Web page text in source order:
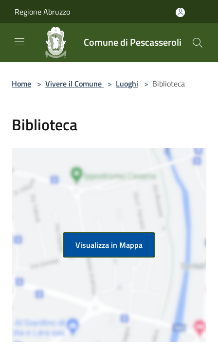
Regione Abruzzo
Comune di Pescasseroli
Home > Vivere il Comune > Luoghi > Biblioteca
Biblioteca
Visualizza in Mappa